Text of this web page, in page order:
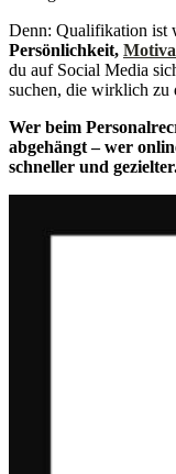
Denn: Qualifikation ist
Persönlichkeit,
du auf Social Media
suchen, die wirklich zu
Wer beim
abgehängt – wer
schneller und